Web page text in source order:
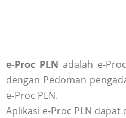
e-Proc PLN adalah e-
dengan Pedoman
e-Proc PLN.
Aplikasi e-Proc PLN